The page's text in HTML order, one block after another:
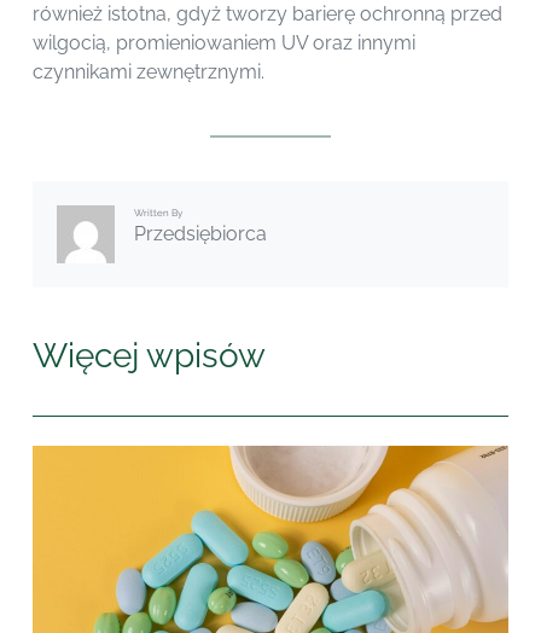
również istotna, gdyż tworzy barierę ochronną przed
wilgocią, promieniowaniem UV oraz innymi
czynnikami zewnętrznymi.
Written By
Przedsiębiorca
Więcej wpisów